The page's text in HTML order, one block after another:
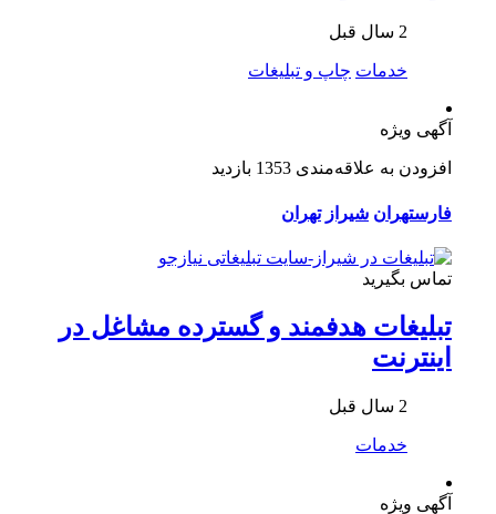
2 سال قبل
خدمات چاپ و تبلیغات
آگهی ویژه
افزودن به علاقه‌مندی 1353 بازدید
فارستهران شیراز تهران
تماس بگیرید
تبلیغات هدفمند و گسترده مشاغل در
اینترنت
2 سال قبل
خدمات
آگهی ویژه